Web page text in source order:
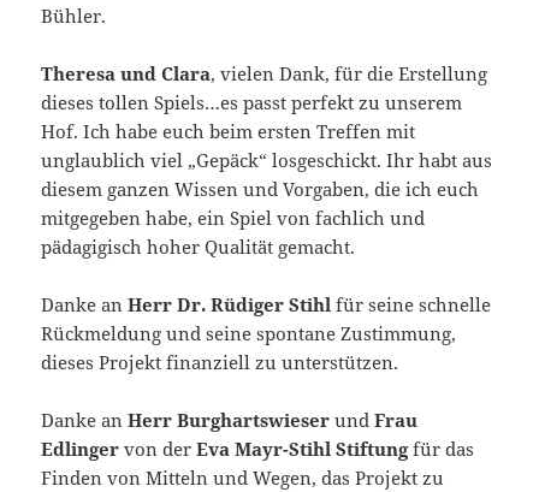
Bühler.
Theresa und Clara, vielen Dank, für die Erstellung
dieses tollen Spiels…es passt perfekt zu unserem
Hof. Ich habe euch beim ersten Treffen mit
unglaublich viel „Gepäck“ losgeschickt. Ihr habt aus
diesem ganzen Wissen und Vorgaben, die ich euch
mitgegeben habe, ein Spiel von fachlich und
pädagigisch hoher Qualität gemacht.
Danke anHerr Dr. Rüdiger Stihl für seine schnelle
Rückmeldung und seine spontane Zustimmung,
dieses Projekt finanziell zu unterstützen.
Danke anHerr Burghartswieser undFrau
Edlinger von derEva Mayr-Stihl Stiftungfür das
Finden von Mitteln und Wegen, das Projekt zu